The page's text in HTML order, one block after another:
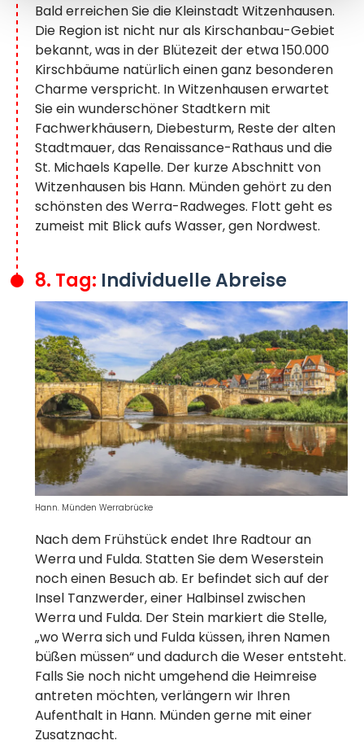
Bald erreichen Sie die Kleinstadt Witzenhausen.
Die Region ist nicht nur als Kirschanbau-Gebiet
bekannt, was in der Blütezeit der etwa 150.000
Kirschbäume natürlich einen ganz besonderen
Charme verspricht. In Witzenhausen erwartet
Sie ein wunderschöner Stadtkern mit
Fachwerkhäusern, Diebesturm, Reste der alten
Stadtmauer, das Renaissance-Rathaus und die
St. Michaels Kapelle. Der kurze Abschnitt von
Witzenhausen bis Hann. Münden gehört zu den
schönsten des Werra-Radweges. Flott geht es
zumeist mit Blick aufs Wasser, gen Nordwest.
8. Tag: Individuelle Abreise
Nach dem Frühstück endet Ihre Radtour an
Werra und Fulda. Statten Sie dem Weserstein
noch einen Besuch ab. Er befindet sich auf der
Insel Tanzwerder, einer Halbinsel zwischen
Werra und Fulda. Der Stein markiert die Stelle,
„wo Werra sich und Fulda küssen, ihren Namen
büßen müssen“ und dadurch die Weser entsteht.
Falls Sie noch nicht umgehend die Heimreise
antreten möchten, verlängern wir Ihren
Aufenthalt in Hann. Münden gerne mit einer
Zusatznacht.
Hann. Münden Werrabrücke